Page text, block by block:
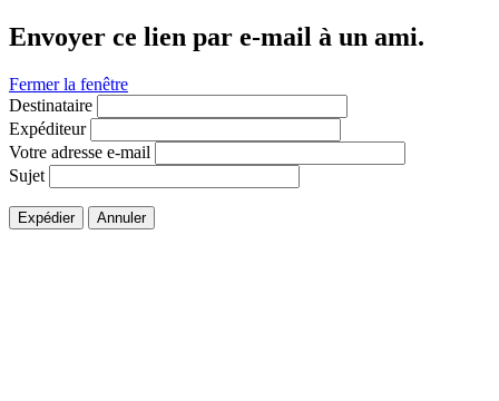
Envoyer ce lien par e-mail à un ami.
Fermer la fenêtre
Destinataire
Expéditeur
Votre adresse e-mail
Sujet
Expédier Annuler